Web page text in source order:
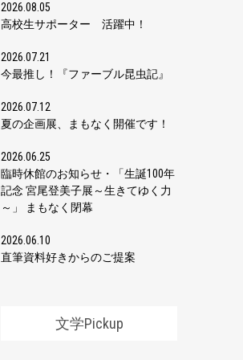
2026.08.05
高校生サポーター 活躍中！
2026.07.21
今最推し！『ファーブル昆虫記』
2026.07.12
夏の企画展、まもなく開催です！
2026.06.25
臨時休館のお知らせ・「生誕100年
記念 宮尾登美子展～生きてゆく力
～」 まもなく閉幕
2026.06.10
直筆資料好きからのご提案
文学Pickup